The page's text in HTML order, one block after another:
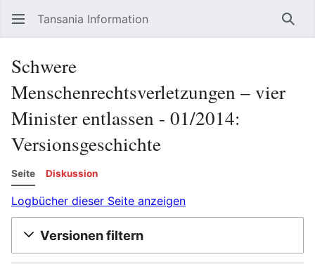
Tansania Information
Schwere
Menschenrechtsverletzungen – vier
Minister entlassen - 01/2014:
Versionsgeschichte
Seite Diskussion
Logbücher dieser Seite anzeigen
Versionen filtern